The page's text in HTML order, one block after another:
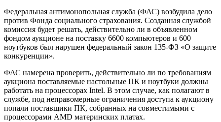
Федеральная антимонопольная служба (ФАС) возбудила дело
против Фонда социального страхования. Созданная службой
комиссия будет решать, действительно ли в объявленном
фондом аукционе на поставку 6600 компьютеров и 600
ноутбуков был нарушен федеральный закон 135-ФЗ «О защите
конкуренции».
ФАС намерена проверить, действительно ли по требованиям
аукциона поставляемые настольные ПК и ноутбуки должны
работать на процессорах Intel. В этом случае, как полагают в
службе, под неправомерные ограничения доступа к аукциону
попали поставщики ПК, собранных на совместимыми с
процессорами AMD материнских платах.